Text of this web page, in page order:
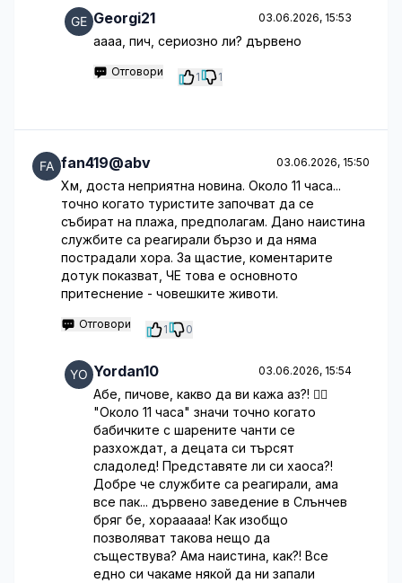
Georgi21 03.06.2026, 15:53
аааа, пич, сериозно ли? дървено
Отговори 1 1
fan419@abv 03.06.2026, 15:50
Хм, доста неприятна новина. Около 11 часа...
точно когато туристите започват да се
събират на плажа, предполагам. Дано наистина
службите са реагирали бързо и да няма
пострадали хора. За щастие, коментарите
дотук показват, ЧЕ това е основното
притеснение - човешките животи.
Отговори 1 0
Yordan10 03.06.2026, 15:54
Абе, пичове, какво да ви кажа аз?! 🤦‍♂️
"Около 11 часа" значи точно когато
бабичките с шарените чанти се
разхождат, а децата си търсят
сладолед! Представяте ли си хаоса?!
Добре че службите са реагирали, ама
все пак... дървено заведение в Слънчев
бряг бе, хорааааа! Как изобщо
позволяват такова нещо да
съществува? Ама наистина, как?! Все
едно си чакаме някой да ни запали